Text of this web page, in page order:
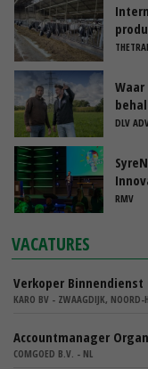
DLV
RMV
VACATURES
Verkoper
KARO BV - ZWAAGDIJK, NOORD-
Accountmanager
COMGOED B.V. - NL